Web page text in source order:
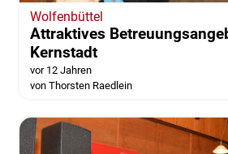
Wolfenbüttel
Attraktives
Kernstadt
vor 12 Jahren
von Thorsten Raedlein